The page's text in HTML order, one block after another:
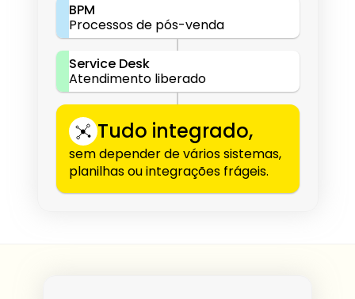
BPM
Processos de pós-venda
Service Desk
Atendimento liberado
Tudo integrado,
sem depender de vários sistemas,
planilhas ou integrações frágeis.